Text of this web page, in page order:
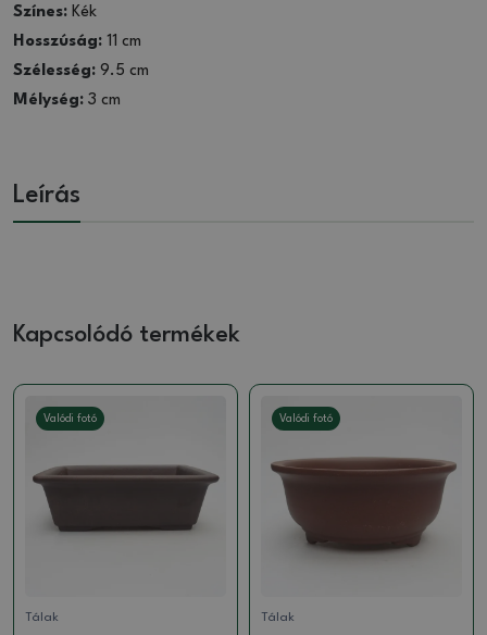
Színes: Kék
Hosszúság: 11 cm
Szélesség: 9.5 cm
Mélység: 3 cm
Leírás
Kapcsolódó termékek
Valódi fotó
Tálak
Valódi fotó
Tálak